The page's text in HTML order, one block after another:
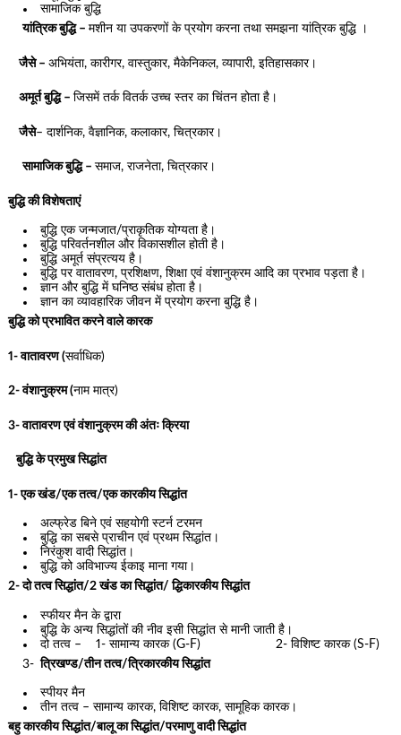
सामाजिक बुद्धि
यांत्रिक बुद्धि – मशीन या उपकरणों के प्रयोग करना तथा समझना यांत्रिक बुद्धि ।
जैसे – अभियंता, कारीगर, वास्तुकार, मैकेनिकल, व्यापारी, इतिहासकार।
अमूर्त बुद्धि – जिसमें तर्क वितर्क उच्च स्तर का चिंतन होता है।
जैसे– दार्शनिक, वैज्ञानिक, कलाकार, चित्रकार।
सामाजिक बुद्धि – समाज, राजनेता, चित्रकार।
बुद्धि की विशेषताएं
बुद्धि एक जन्मजात/प्राकृतिक योग्यता है।
बुद्धि परिवर्तनशील और विकासशील होती है।
बुद्धि अमूर्त संप्रत्यय है।
बुद्धि पर वातावरण, प्रशिक्षण, शिक्षा एवं वंशानुक्रम आदि का प्रभाव पड़ता है।
ज्ञान और बुद्धि में घनिष्ठ संबंध होता है।
ज्ञान का व्यावहारिक जीवन में प्रयोग करना बुद्धि है।
बुद्धि को प्रभावित करने वाले कारक
1- वातावरण (सर्वाधिक)
2- वंशानुक्रम (नाम मात्र)
3- वातावरण एवं वंशानुक्रम की अंतः क्रिया
बुद्धि के प्रमुख सिद्धांत
1- एक खंड/एक तत्व/एक कारकीय सिद्धांत
अल्फ्रेड बिने एवं सहयोगी स्टर्न टरमन
बुद्धि का सबसे प्राचीन एवं प्रथम सिद्धांत।
निरंकुश वादी सिद्धांत।
बुद्धि को अविभाज्य ईकाइ माना गया।
2- दो तत्व सिद्धांत/2 खंड का सिद्धांत/ द्धिकारकीय सिद्धांत
स्फीयर मैन के द्वारा
बुद्धि के अन्य सिद्धांतों की नीव इसी सिद्धांत से मानी जाती है।
दो तत्व – 1- सामान्य कारक (G-F) 2- विशिष्ट कारक (S-F)
3- त्रिखण्ड/तीन तत्व/त्रिकारकीय सिद्धांत
स्पीयर मैन
तीन तत्व – सामान्य कारक, विशिष्ट कारक, सामूहिक कारक।
बहु कारकीय सिद्धांत/बालू का सिद्धांत/परमाणु वादी सिद्धांत